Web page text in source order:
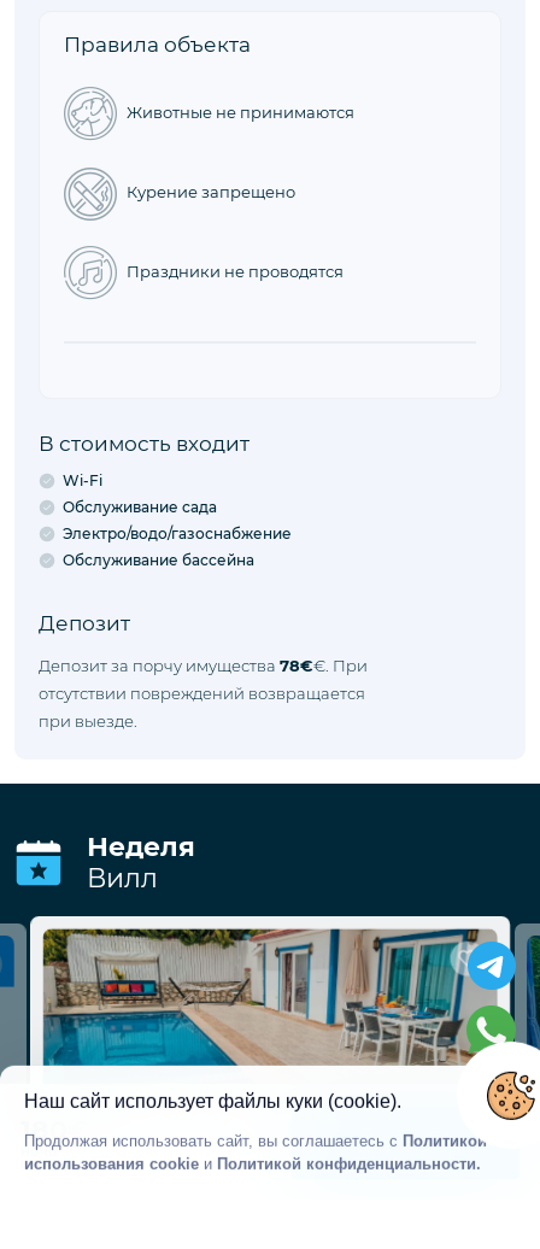
Правила объекта
Животные не принимаются
Курение запрещено
Праздники не проводятся
В стоимость входит
Wi-Fi
Обслуживание сада
Электро/водо/газоснабжение
Обслуживание бассейна
Депозит
Депозит за порчу имущества 78€€. При
отсутствии повреждений возвращается
при выезде.
180€
ночь
Начиная от
Проверить
доступность
Неделя
Вилл
Наш сайт использует файлы куки (cookie).
Продолжая использовать сайт, вы соглашаетесь с Политикой
использования cookieиПолитикой конфиденциальности.
СОГЛАСЕН